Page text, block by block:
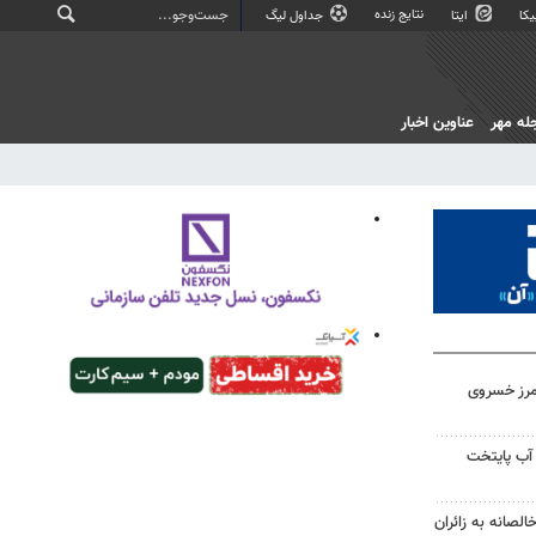
ایتا نتایج زنده جداول لیگ
مهر عناوین اخبار
خسروی
پایتخت
به زائران